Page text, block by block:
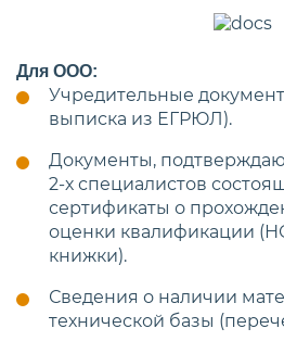
Для ООО:
Учредительные
выписка из ЕГРЮЛ).
Документы,
2-х специалистов
сертификаты о
оценки квалификации
книжки).
Сведения о наличии
технической базы